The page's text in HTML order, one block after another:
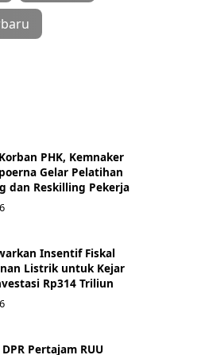
PHK, Kemnaker
Gelar Pelatihan
dan Reskilling Pekerja
Insentif Fiskal
Listrik untuk Kejar
Rp314 Triliun
Pertajam RUU